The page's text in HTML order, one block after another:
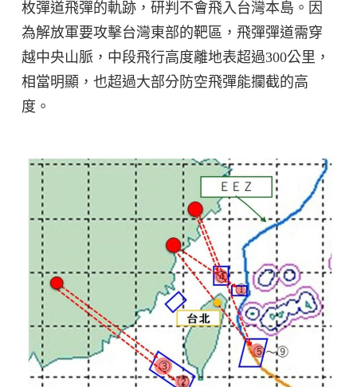
枚彈道飛彈的軌跡，研判不會飛入台灣本島。因
為解放軍要攻擊台灣東部的靶區，飛彈彈道需穿
越中央山脈，中段飛行高度離地表超過300公里，
相當明顯，也超過大部分防空飛彈能攔截的高
度。